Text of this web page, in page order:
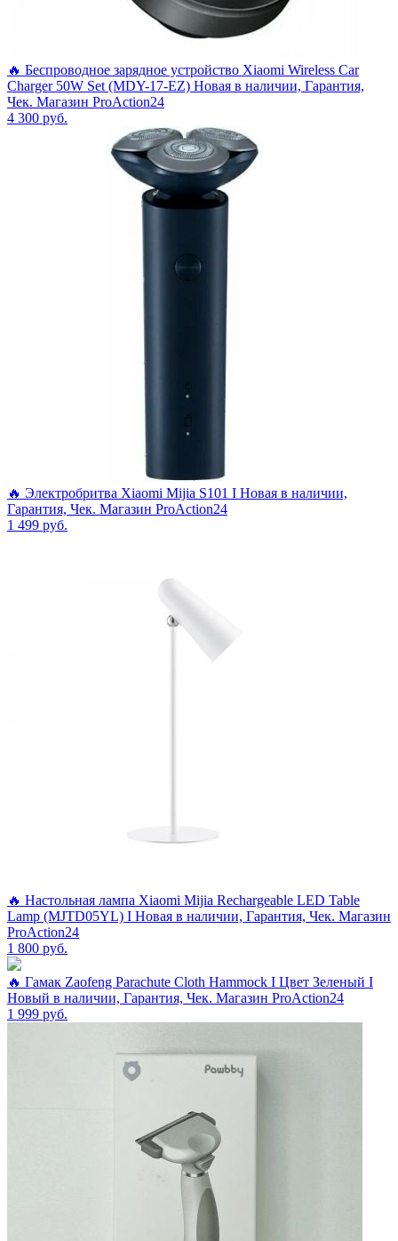
🔥 Беспроводное зарядное устройство Xiaomi Wireless Car
Charger 50W Set (MDY-17-EZ) Новая в наличии, Гарантия,
Чек. Магазин ProAction24
4 300 руб.
🔥 Электробритва Xiaomi Mijia S101 I Новая в наличии,
Гарантия, Чек. Магазин ProAction24
1 499 руб.
🔥 Настольная лампа Xiaomi Mijia Rechargeable LED Table
Lamp (MJTD05YL) I Новая в наличии, Гарантия, Чек. Магазин
ProAction24
1 800 руб.
🔥 Гамак Zaofeng Parachute Cloth Hammock I Цвет Зеленый I
Новый в наличии, Гарантия, Чек. Магазин ProAction24
1 999 руб.